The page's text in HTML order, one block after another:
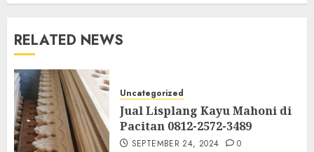
RELATED NEWS
Uncategorized
Jual Lisplang Kayu Mahoni di
Pacitan 0812-2572-3489
SEPTEMBER 24, 2024 0